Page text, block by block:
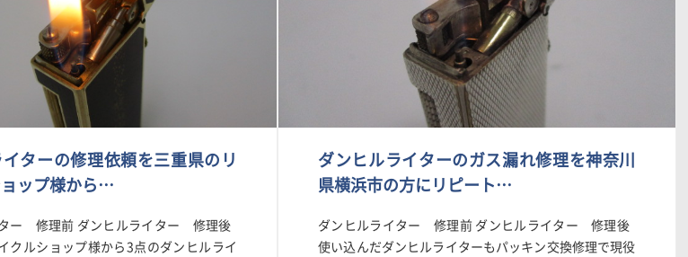
ターの修理依頼を三重県のリ
ップ様から…
ー 修理前 ダンヒルライター 修理後
クルショップ様から3点のダンヒルライ
ダンヒルライターのガス漏れ修理を神奈川
県横浜市の方にリピート…
ダンヒルライター 修理前 ダンヒルライター 修理後
使い込んだダンヒルライターもパッキン交換修理で現役